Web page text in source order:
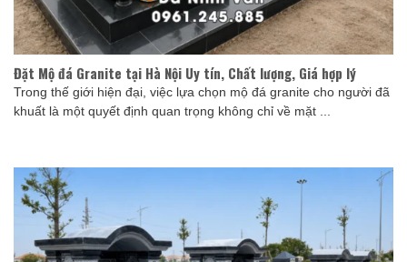
Đặt Mộ đá Granite tại Hà Nội Uy tín, Chất lượng, Giá hợp lý
Trong thế giới hiện đại, việc lựa chọn mộ đá granite cho người đã
khuất là một quyết định quan trọng không chỉ về mặt ...